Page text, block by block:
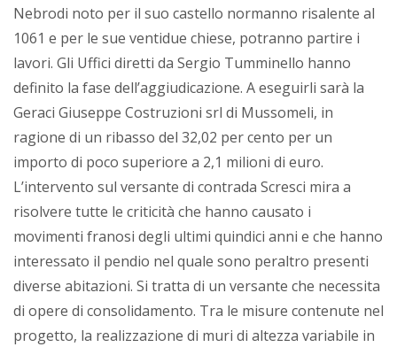
Nebrodi noto per il suo castello normanno risalente al
1061 e per le sue ventidue chiese, potranno partire i
lavori. Gli Uffici diretti da Sergio Tumminello hanno
definito la fase dell’aggiudicazione. A eseguirli sarà la
Geraci Giuseppe Costruzioni srl di Mussomeli, in
ragione di un ribasso del 32,02 per cento per un
importo di poco superiore a 2,1 milioni di euro.
L’intervento sul versante di contrada Scresci mira a
risolvere tutte le criticità che hanno causato i
movimenti franosi degli ultimi quindici anni e che hanno
interessato il pendio nel quale sono peraltro presenti
diverse abitazioni. Si tratta di un versante che necessita
di opere di consolidamento. Tra le misure contenute nel
progetto, la realizzazione di muri di altezza variabile in